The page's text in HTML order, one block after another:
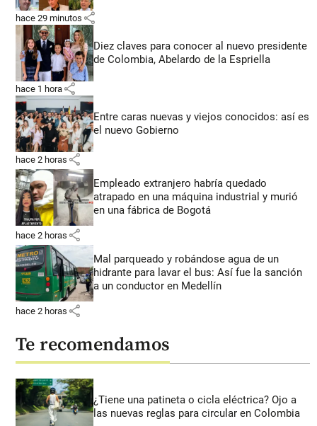
hace 29 minutos share
Diez claves para conocer al nuevo presidente
de Colombia, Abelardo de la Espriella
hace 1 hora share
Entre caras nuevas y viejos conocidos: así es
el nuevo Gobierno
hace 2 horas share
Empleado extranjero habría quedado
atrapado en una máquina industrial y murió
en una fábrica de Bogotá
hace 2 horas share
Mal parqueado y robándose agua de un
hidrante para lavar el bus: Así fue la sanción
a un conductor en Medellín
hace 2 horas share
Te recomendamos
¿Tiene una patineta o cicla eléctrica? Ojo a
las nuevas reglas para circular en Colombia